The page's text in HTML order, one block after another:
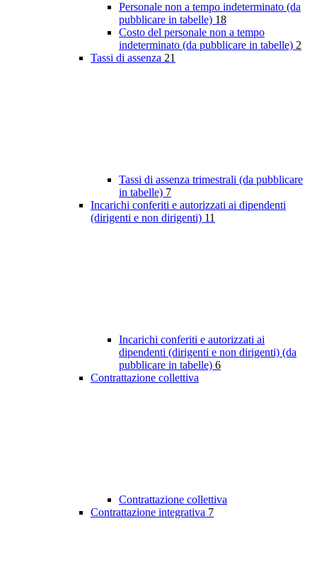
Personale non a tempo indeterminato (da
pubblicare in tabelle) 18
Costo del personale non a tempo
indeterminato (da pubblicare in tabelle) 2
Tassi di assenza 21
Tassi di assenza trimestrali (da pubblicare
in tabelle) 7
Incarichi conferiti e autorizzati ai dipendenti
(dirigenti e non dirigenti) 11
Incarichi conferiti e autorizzati ai
dipendenti (dirigenti e non dirigenti) (da
pubblicare in tabelle) 6
Contrattazione collettiva
Contrattazione collettiva
Contrattazione integrativa 7